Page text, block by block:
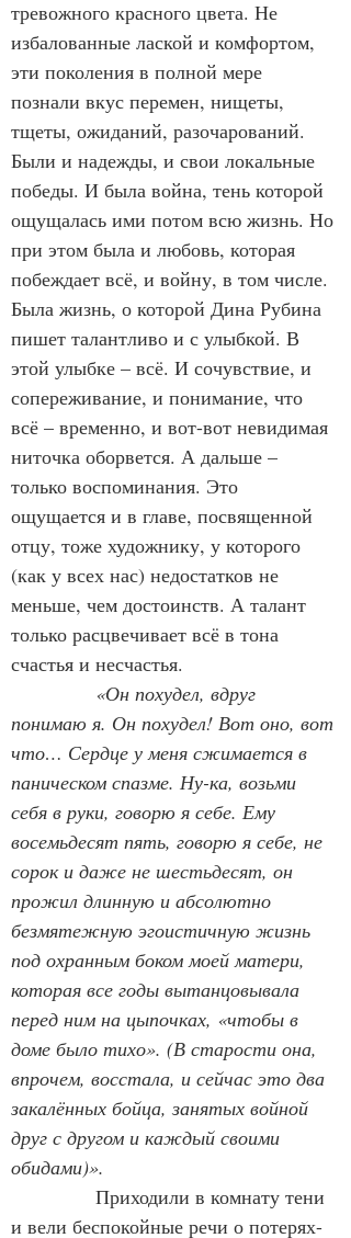
тревожного красного цвета. Не
избалованные лаской и комфортом,
эти поколения в полной мере
познали вкус перемен, нищеты,
тщеты, ожиданий, разочарований.
Были и надежды, и свои локальные
победы. И была война, тень которой
ощущалась ими потом всю жизнь. Но
при этом была и любовь, которая
побеждает всё, и войну, в том числе.
Была жизнь, о которой Дина Рубина
пишет талантливо и с улыбкой. В
этой улыбке – всё. И сочувствие, и
сопереживание, и понимание, что
всё – временно, и вот-вот невидимая
ниточка оборвется. А дальше –
только воспоминания. Это
ощущается и в главе, посвященной
отцу, тоже художнику, у которого
(как у всех нас) недостатков не
меньше, чем достоинств. А талант
только расцвечивает всё в тона
счастья и несчастья.
«Он похудел, вдруг
понимаю я. Он похудел! Вот оно, вот
что… Сердце у меня сжимается в
паническом спазме. Ну-ка, возьми
себя в руки, говорю я себе. Ему
восемьдесят пять, говорю я себе, не
сорок и даже не шестьдесят, он
прожил длинную и абсолютно
безмятежную эгоистичную жизнь
под охранным боком моей матери,
которая все годы вытанцовывала
перед ним на цыпочках, «чтобы в
доме было тихо». (В старости она,
впрочем, восстала, и сейчас это два
закалённых бойца, занятых войной
друг с другом и каждый своими
обидами)».
Приходили в комнату тени
и вели беспокойные речи о потерях-